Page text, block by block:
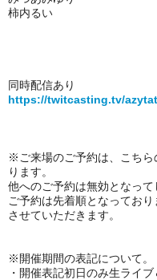
柿内るい
同時配信あり
https://twitcasting.tv/
※ご来場のご予約は、
こち
ります。
他へのご予約は無効となって
ご予約は先着順となってお
させていただきます。
※開催期間の表記について。
・開催表記初日のみ生ライブ